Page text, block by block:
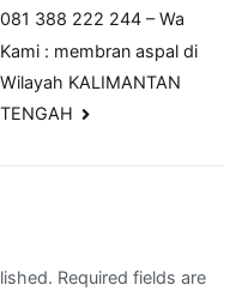
081 388 222 244 – Wa
Kami : membran aspal di
Wilayah KALIMANTAN
TENGAH
Required fields are